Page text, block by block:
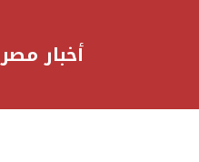
أخبار مصر